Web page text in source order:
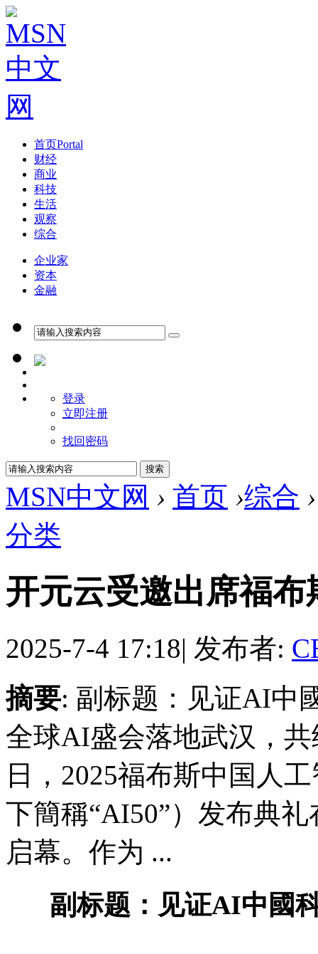
首页Portal
财经
商业
科技
生活
观察
综合
企业家
资本
金融
登录
立即注册
找回密码
MSN中文网 › 首页 ›综合 ›
分类
开元云受邀出席福
2025-7-4 17:18| 发布者:
摘要: 副标题：见证AI中
全球AI盛会落地武汉，
日，2025福布斯中国人
下簡稱“AI50”）发布典
启幕。作为 ...
副标题：见证AI中國